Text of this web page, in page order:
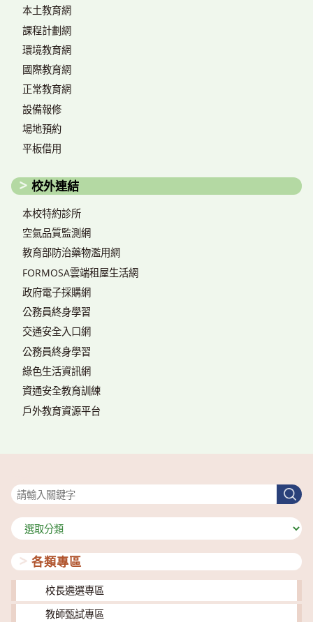
本土教育網
課程計劃網
環境教育網
國際教育網
正常教育網
設備報修
場地預約
平板借用
校外連結
本校特約診所
空氣品質監測網
教育部防治藥物濫用網
FORMOSA雲端租屋生活網
政府電子採購網
公務員終身學習
交通安全入口網
公務員終身學習
綠色生活資訊網
資通安全教育訓練
戶外教育資源平台
搜
尋
分
類
各類專區
校長遴選專區
教師甄試專區